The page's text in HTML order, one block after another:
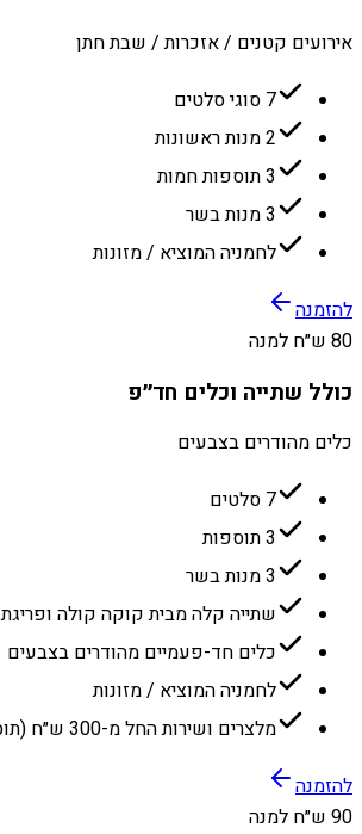
אירועים קטנים / אזכרות / שבת חתן
7 סוגי סלטים
2 מנות ראשונות
3 תוספות חמות
3 מנות בשר
לחמניה המוציא / מזונות
להזמנה
80 ש״ח למנה
כולל שתייה וכלים חד״פ
כלים מהודרים בצבעים
7 סלטים
3 תוספות
3 מנות בשר
שתייה קלה מבית קוקה קולה ופריגת
כלים חד-פעמיים מהודרים בצבעים
לחמניה המוציא / מזונות
מלצרים ושירות החל מ-300 ש״ח (תוספת)
להזמנה
90 ש״ח למנה